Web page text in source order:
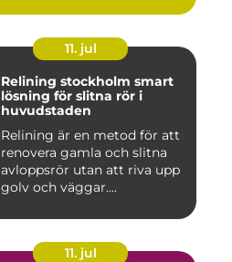
11. jul
Relining stockholm smart
lösning för slitna rör i
huvudstaden
Relining är en metod för att
renovera gamla och slitna
avloppsrör utan att riva upp
golv och väggar....
11. jul